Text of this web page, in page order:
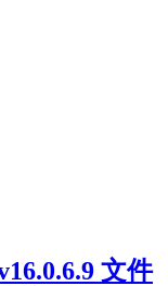
文件